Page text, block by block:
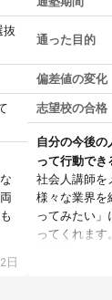
抜
日
通った目的
偏差値の変化
志望校の合格
自分の今後の
って行動でき
社会人講師を
様々な業界を
ってみたい
ってくれま
味分野につ
まで深ぼる